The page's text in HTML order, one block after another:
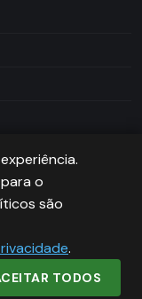
OS DIREITOS
o
são
.
TODOS